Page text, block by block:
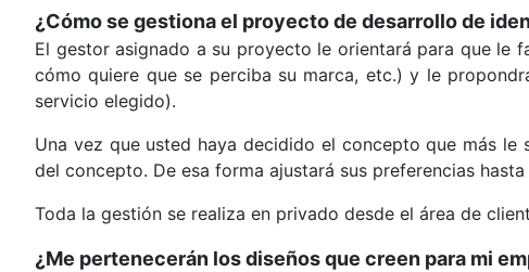
¿Cómo se gestiona el proyecto de desarrollo de
El gestor asignado a su proyecto le orientará para que le
cómo quiere que se perciba su marca, etc.) y le
servicio elegido).
Una vez que usted haya decidido el concepto que más
del concepto. De esa forma ajustará sus preferencias
Toda la gestión se realiza en privado desde el área de
¿Me pertenecerán los diseños que creen para mi